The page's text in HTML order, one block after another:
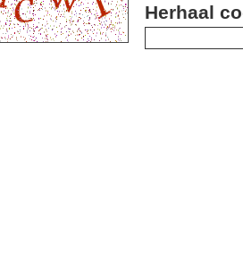
Herhaal